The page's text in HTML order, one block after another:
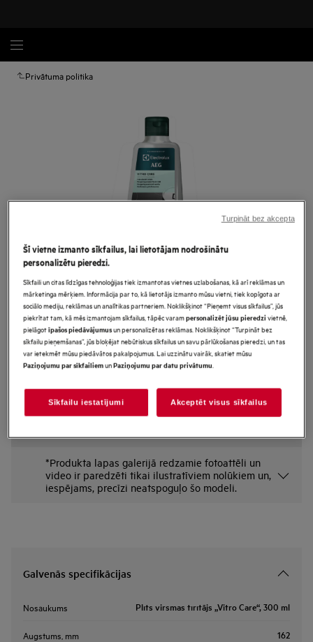
Privātuma politika
M3HCC301
Plīts virsmas tīrītājs „Vitro Care“,
300 ml
Pēc neabrazīvā, krēmveida tīrīšanas līdzekļa izmantošanas jūsu plīts virsma
būs tīra un nopulēta.
*Produkta lapas galerijā redzamie fotoattēli un
video ir paredzēti tikai ilustratīviem nolūkiem un,
iespējams, precīzi neatspoguļo šo modeli.
Galvenās specifikācijas
Nosaukums Plīts virsmas tīrītājs „Vitro Care“, 300 ml
Augstums, mm 162
Šī vietne izmanto sīkfailus, lai lietotājam nodrošinātu
personalizētu pieredzi.
Sīkfaili un citas līdzīgas tehnoloģijas tiek izmantotas vietnes uzlabošanas, kā arī reklāmas un
mārketinga mērķiem. Informācija par to, kā lietotājs izmanto mūsu vietni, tiek kopīgota ar
sociālo mediju, reklāmas un analītikas partneriem. Noklikšķinot “Pieņemt visus sīkfailus”, jūs
piekrītat tam, kā mēs izmantojam sīkfailus, tāpēc varampersonalizēt jūsu pieredzivietnē,
pielāgotīpašos piedāvājumusun personalizētas reklāmas. Noklikšķinot “Turpināt bez
sīkfailu pieņemšanas”, jūs bloķējat nebūtiskus sīkfailus un savu pārlūkošanas pieredzi, un tas
var ietekmēt mūsu piedāvātos pakalpojumus. Lai uzzinātu vairāk, skatiet mūsu
Paziņojumu par sīkfailiemunPaziņojumu par datu privātumu.
Sīkfailu iestatījumi Akceptēt visus sīkfailus
Turpināt bez akcepta